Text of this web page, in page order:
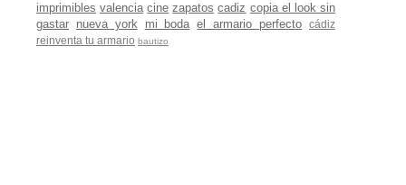
imprimibles valencia cine zapatos cadiz copia el look sin
gastar nueva york mi boda el armario perfecto
cádiz
reinventa tu armario bautizo